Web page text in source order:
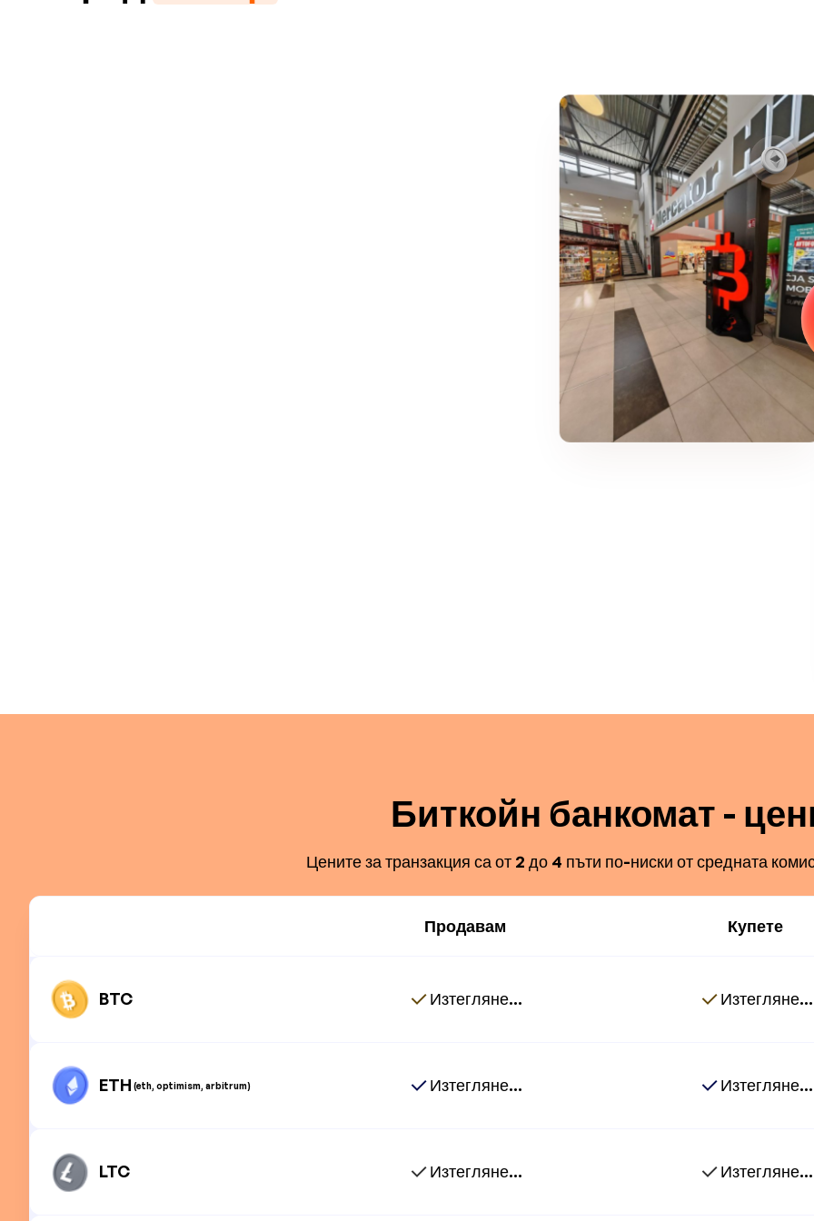
Биткойн банкомат -
Цените за транзакция са от 2 до 4 пъти по-ниски от средната
Продавам Купете
BTC Изтегляне... Изтегляне...
ETH (eth, optimism, arbitrum) Изтегляне... Изтегляне...
LTC Изтегляне... Изтегляне...